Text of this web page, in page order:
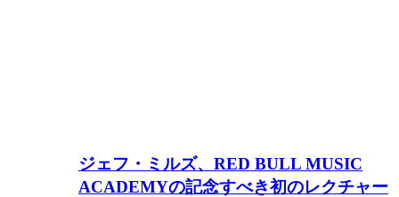
ジェフ・ミルズ、RED BULL MUSIC
ACADEMYの記念すべき初のレクチャー